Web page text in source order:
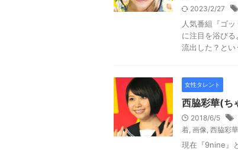
2023/2/27
人気番組『ゴ
に注目を浴び
流出した？と
女性タレント
西脇彩華(ち
2018/6/5
着, 画像, 西脇彩華
現在『9nine』